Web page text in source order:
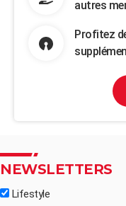
autres
Profitez
NEWSLETTERS
Lifestyle